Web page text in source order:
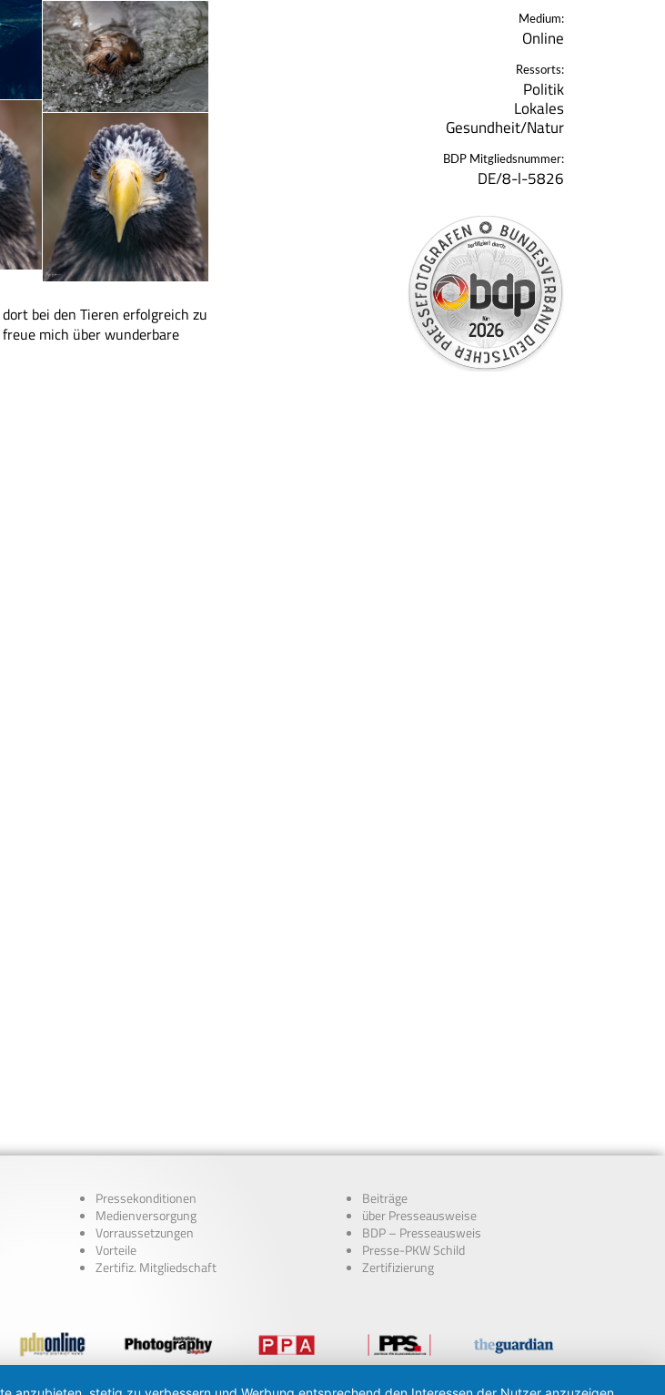
bei den Tieren erfolgreich zu
mich über wunderbare
Medium:
Online
Ressorts:
Politik
Lokales
Gesundheit/Natur
BDP Mitgliedsnummer:
DE/8-l-5826
Pressekonditionen
Medienversorgung
Vorraussetzungen
Vorteile
Zertifiz. Mitgliedschaft
Beiträge
über Presseausweise
BDP – Presseausweis
Presse-PKW Schild
Zertifizierung